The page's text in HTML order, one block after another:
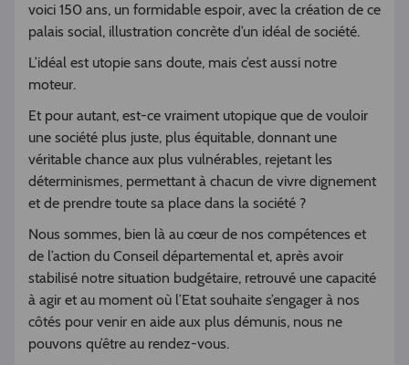
voici 150 ans, un formidable espoir, avec la création de ce
palais social, illustration concrète d’un idéal de société.
L’idéal est utopie sans doute, mais c’est aussi notre
moteur.
Et pour autant, est-ce vraiment utopique que de vouloir
une société plus juste, plus équitable, donnant une
véritable chance aux plus vulnérables, rejetant les
déterminismes, permettant à chacun de vivre dignement
et de prendre toute sa place dans la société ?
Nous sommes, bien là au cœur de nos compétences et
de l’action du Conseil départemental et, après avoir
stabilisé notre situation budgétaire, retrouvé une capacité
à agir et au moment où l’Etat souhaite s’engager à nos
côtés pour venir en aide aux plus démunis, nous ne
pouvons qu’être au rendez-vous.